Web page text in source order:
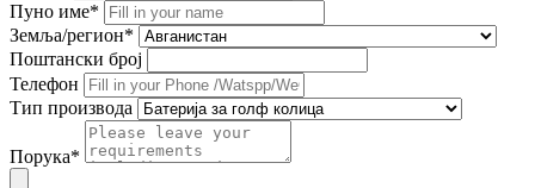
Пуно име*
Земља/регион*
Поштански број
Телефон
Тип производа
Порука*